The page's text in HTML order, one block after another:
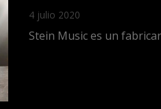
4 julio 2020
Stein Music es un